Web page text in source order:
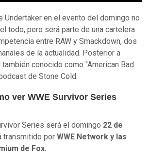
Undertaker en el evento del domingo no
todo, pero será parte de una cartelera
entre RAW y Smackdown, dos
de la actualidad. Posterior a
conocido como "American Bad
de Stone Cold.
ver WWE Survivor Series
Series será el domingo 22 de
transmitido por WWE Network y las
de Fox.